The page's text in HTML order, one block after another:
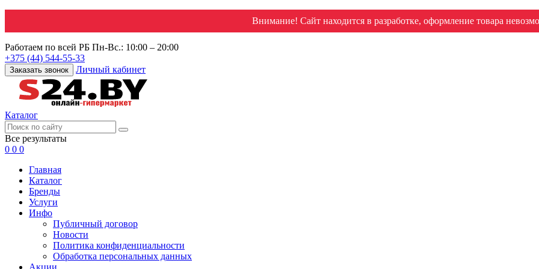
Внимание! Сайт находится в разработке, оформление товара
Работаем по всей РБ Пн-Вс.: 10:00 – 20:00
+375 (44) 544-55-33
Заказать звонок Личный кабинет
Каталог
Все результаты
0 0 0
Главная
Каталог
Бренды
Услуги
Инфо
Публичный договор
Новости
Политика конфиденциальности
Обработка персональных данных
Акции